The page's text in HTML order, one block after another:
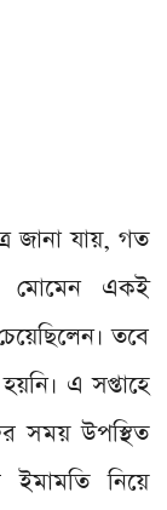
জানা যায়, গত
মোমেন একই
তবে
এ সপ্তাহে
সময় উপস্থিত
নিয়ে